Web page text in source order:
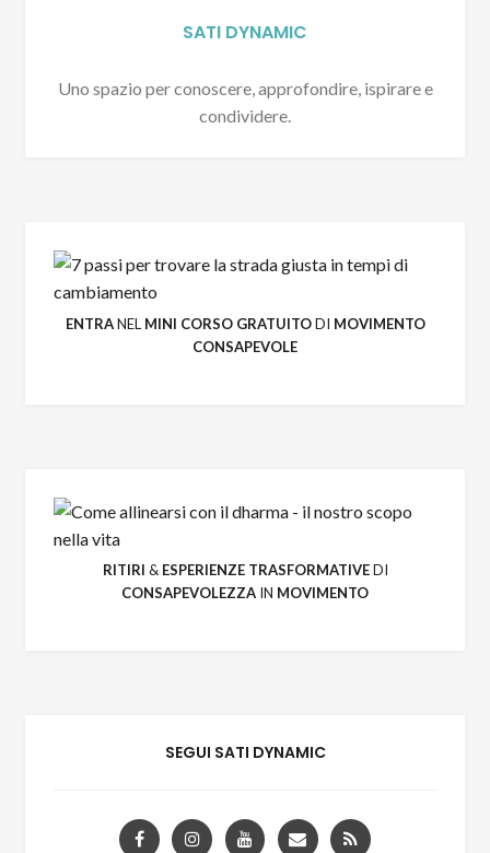
SATI DYNAMIC
Uno spazio per conoscere, approfondire, ispirare e
condividere.
ENTRANELMINI CORSO GRATUITODI MOVIMENTO
CONSAPEVOLE
RITIRI & ESPERIENZE TRASFORMATIVEDI
CONSAPEVOLEZZA IN MOVIMENTO
SEGUI SATI DYNAMIC